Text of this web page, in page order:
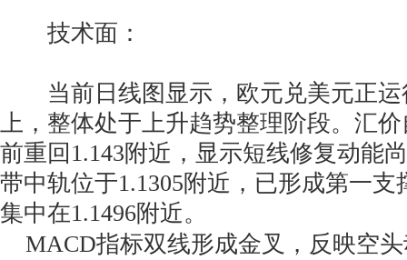
技术面：
当前日线图显示，欧元兑美元正运
上，整体处于上升趋势整理阶段。汇
前重回1.143附近，显示短线修复动能
带中轨位于1.1305附近，已形成第一
集中在1.1496附近。
MACD指标双线形成金叉，反映空